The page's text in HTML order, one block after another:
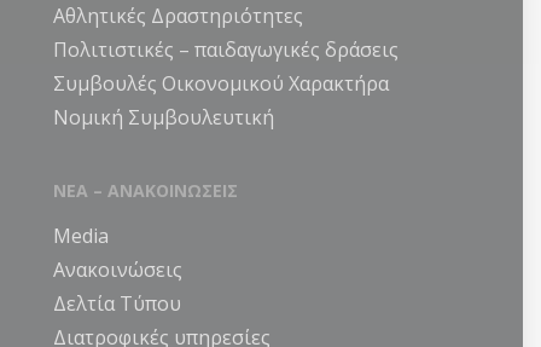
Αθλητικές Δραστηριότητες
Πολιτιστικές – παιδαγωγικές δράσεις
Συμβουλές Οικονομικού Χαρακτήρα
Νομική Συμβουλευτική
ΝΕΑ – ΑΝΑΚΟΙΝΩΣΕΙΣ
Media
Ανακοινώσεις
Δελτία Τύπου
Διατροφικές υπηρεσίες